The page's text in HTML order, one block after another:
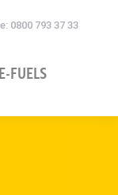
0800 793 37 33
E-FUELS